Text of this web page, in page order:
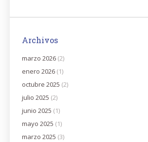
Archivos
marzo 2026 (2)
enero 2026 (1)
octubre 2025 (2)
julio 2025 (2)
junio 2025 (1)
mayo 2025 (1)
marzo 2025 (3)